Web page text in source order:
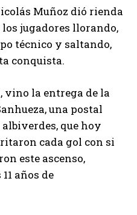
Muñoz dió rienda
los jugadores llorando,
técnico y saltando,
conquista.
vino la entrega de la
una postal
que hoy
cada gol con si
este ascenso,
años de